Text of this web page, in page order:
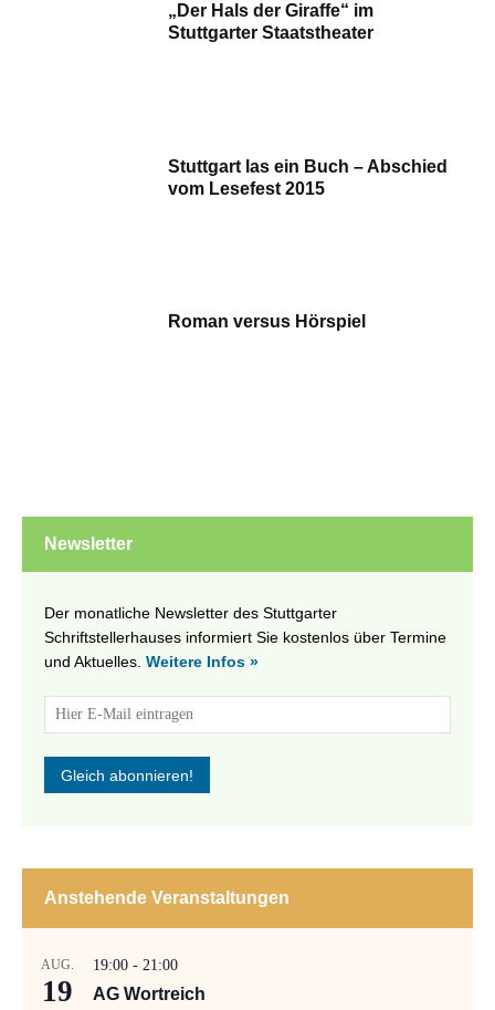
„Der Hals der Giraffe“ im
Stuttgarter Staatstheater
Stuttgart las ein Buch – Abschied
vom Lesefest 2015
Roman versus Hörspiel
Newsletter
Der monatliche Newsletter des Stuttgarter
Schriftstellerhauses informiert Sie kostenlos über Termine
und Aktuelles. Weitere Infos »
Anstehende Veranstaltungen
AUG.
19
19:00 - 21:00
AG Wortreich